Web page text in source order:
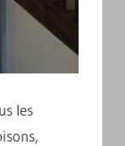
les